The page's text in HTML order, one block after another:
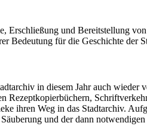
Erschließung und Bereitstellung
Bedeutung für die Geschichte der
in diesem Jahr auch
Rezeptkopierbüchern,
ihren Weg in das Stadtarchiv.
und der dann